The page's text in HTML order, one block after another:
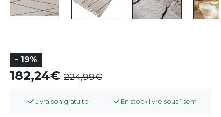
- 19%
182,24 224,99
Livraison gratuite En stock livré sous 1 sem